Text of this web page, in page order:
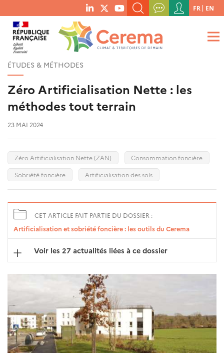
menu
social
links
RECHERCHER UN MOT-CLÉ, UNE PUBLICATION, ETC.
QUE RECHERCHEZ-VOUS ?
Menu
du
compte
de
FR EN
ÉTUDES & MÉTHODES
Zéro Artificialisation Nette : les
méthodes tout terrain
23 MAI 2024
Zéro Artificialisation Nette (ZAN)
Consommation foncière
Sobriété foncière
Artificialisation des sols
CET ARTICLE FAIT PARTIE DU DOSSIER :
Artificialisation et sobriété foncière : les outils du Cerema
Voir les 27 actualités liées à ce dossier